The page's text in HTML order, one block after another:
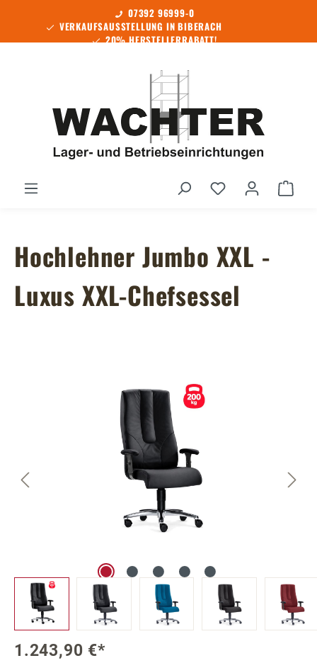
Zum Hauptinhalt springen07392 96999-0
VERKAUFSAUSSTELLUNG IN BIBERACH
20% HERSTELLERRABATT!
Du hast 0
Hochlehner Jumbo XXL -
Luxus XXL-Chefsessel
Bildergalerie überspringen
1.243,90 €*